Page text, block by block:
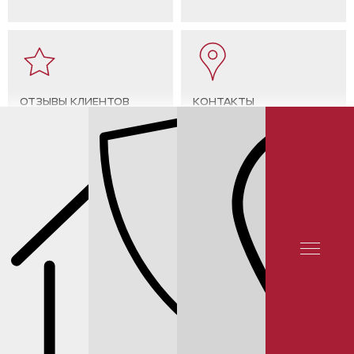
ОТЗЫВЫ КЛИЕНТОВ КОНТАКТЫ
СЕРВИС INFINITI
ЗАМЕНА МАСЛА В РАЗДАТОЧНОЙ КОРОБКЕ
(РАЗДАТКЕ) INFINITI QX80 РЕЙТИНГ 5★ НА ЯНДЕКСЕ 12 000 ОТЗЫВОВ